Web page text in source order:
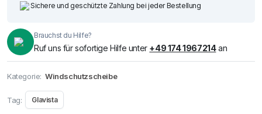
Sichere und geschützte Zahlung bei jeder Bestellung
Brauchst du Hilfe?
Ruf uns für sofortige Hilfe unter +49 174 1967214an
Kategorie: Windschutzscheibe
Tag: Glavista